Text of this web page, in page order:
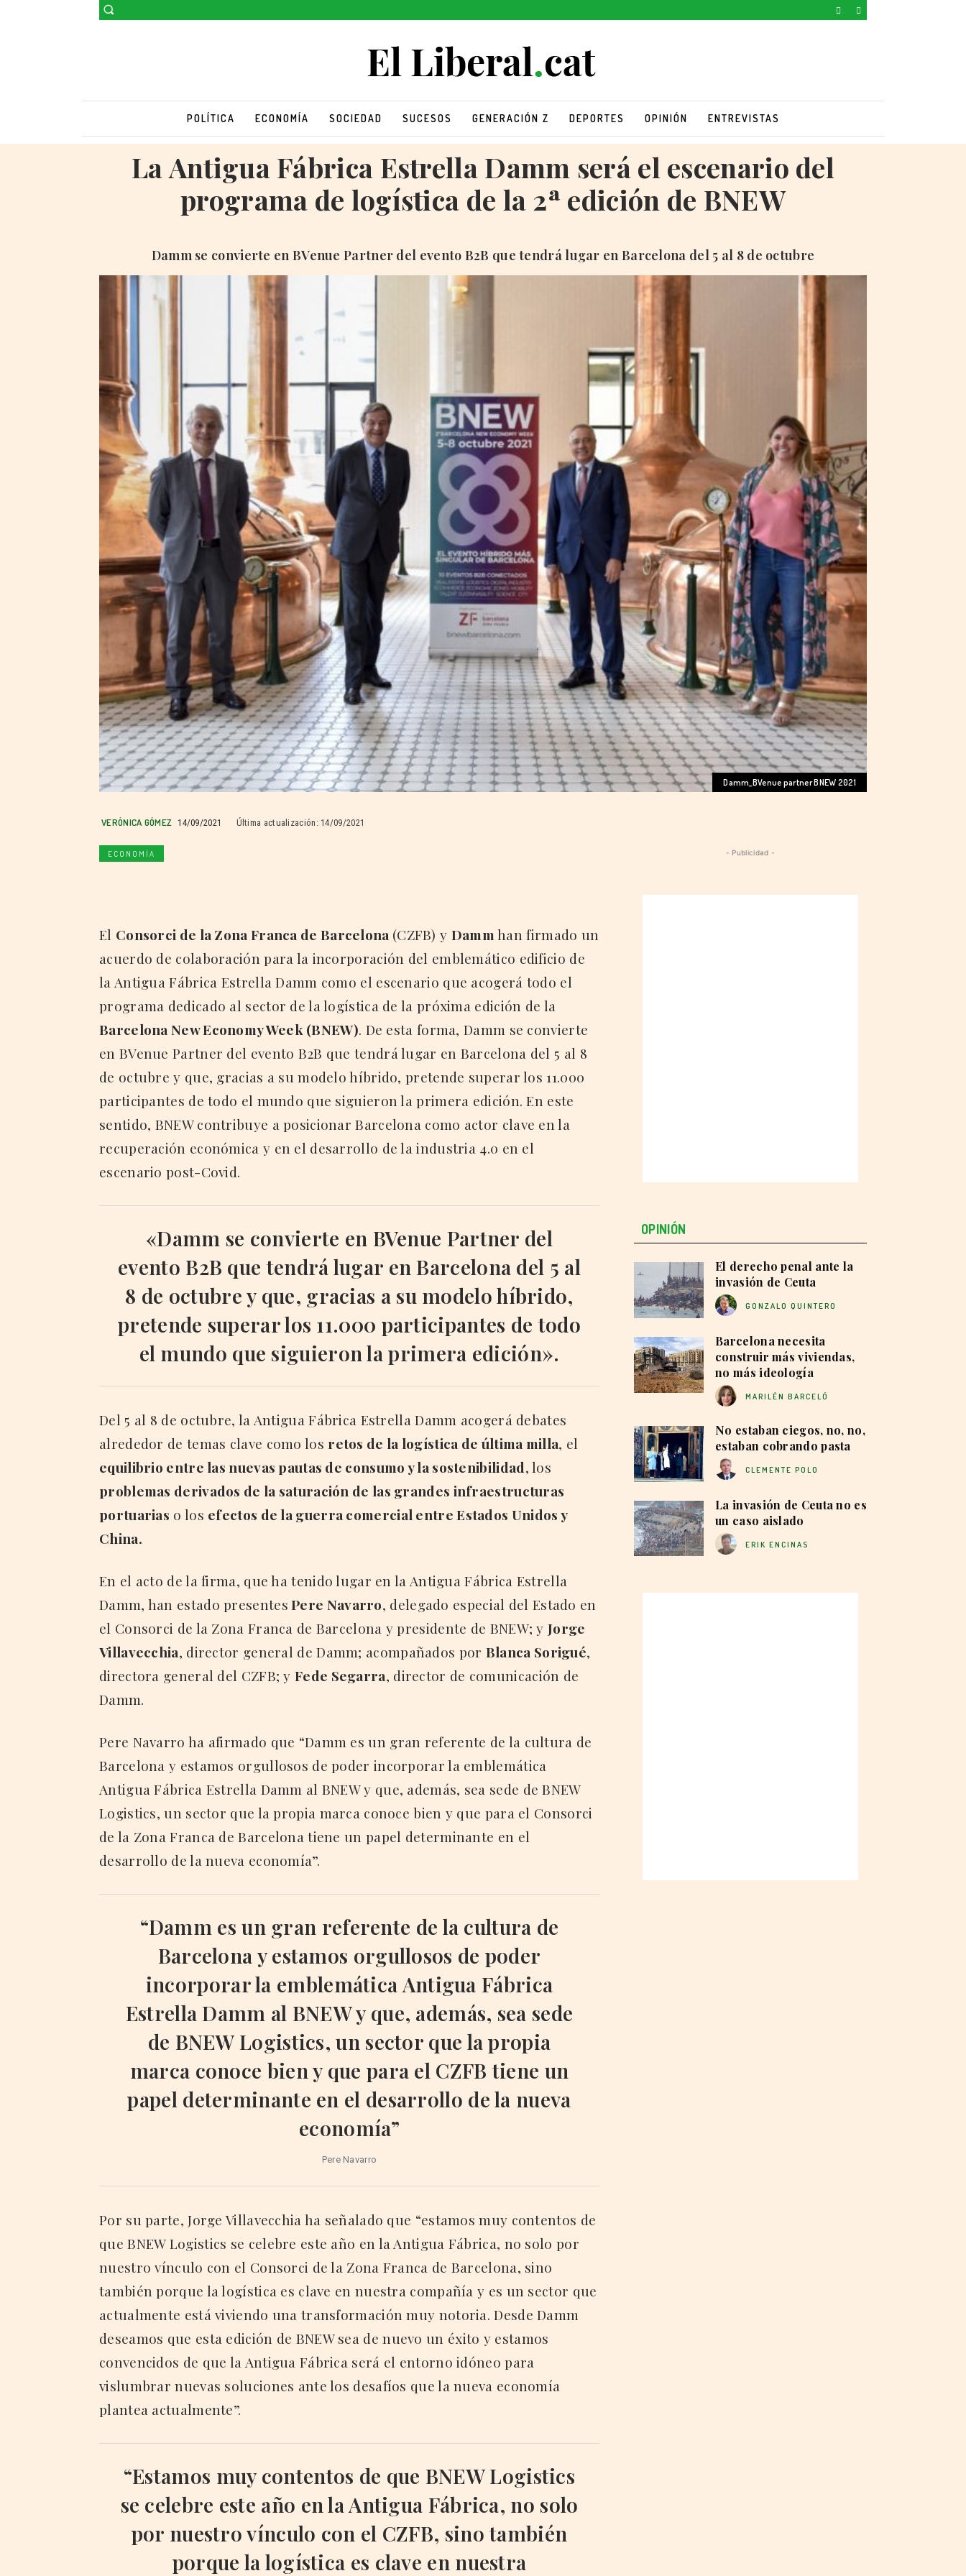
POLÍTICA ECONOMÍA SOCIEDAD SUCESOS GENERACIÓN Z DEPORTES OPINIÓN ENTREVISTAS
La Antigua Fábrica Estrella Damm será el escenario del
programa de logística de la 2ª edición de BNEW
Damm se convierte en BVenue Partner del evento B2B que tendrá lugar en Barcelona del 5 al 8 de octubre
Damm_BVenue partner BNEW 2021
VERÓNICA GÓMEZ 14/09/2021 Última actualización: 14/09/2021
ECONOMÍA
El Consorci de la Zona Franca de Barcelona (CZFB) y Dammhan firmado un
acuerdo de colaboración para la incorporación del emblemático edificio de
la Antigua Fábrica Estrella Damm como el escenario que acogerá todo el
programa dedicado al sector de la logística de la próxima edición de la
Barcelona New Economy Week (BNEW). De esta forma, Damm se convierte
en BVenue Partner del evento B2B que tendrá lugar en Barcelona del 5 al 8
de octubre y que, gracias a su modelo híbrido, pretende superar los 11.000
participantes de todo el mundo que siguieron la primera edición. En este
sentido, BNEW contribuye a posicionar Barcelona como actor clave en la
recuperación económica y en el desarrollo de la industria 4.0 en el
escenario post-Covid.
«Damm se convierte en BVenue Partner del
evento B2B que tendrá lugar en Barcelona del 5 al
8 de octubre y que, gracias a su modelo híbrido,
pretende superar los 11.000 participantes de todo
el mundo que siguieron la primera edición».
Del 5 al 8 de octubre, la Antigua Fábrica Estrella Damm acogerá debates
alrededor de temas clave como los retos de la logística de última milla, el
equilibrio entre las nuevas pautas de consumo y la sostenibilidad, los
problemas derivados de la saturación de las grandes infraestructuras
portuarias o los efectos de la guerra comercial entre Estados Unidos y
China.
En el acto de la firma, que ha tenido lugar en la Antigua Fábrica Estrella
Damm, han estado presentesPere Navarro, delegado especial del Estado en
el Consorci de la Zona Franca de Barcelona y presidente de BNEW; yJorge
Villavecchia, director general de Damm; acompañados por Blanca Sorigué,
directora general del CZFB; yFede Segarra, director de comunicación de
Damm.
Pere Navarro ha afirmado que “Damm es un gran referente de la cultura de
Barcelona y estamos orgullosos de poder incorporar la emblemática
Antigua Fábrica Estrella Damm al BNEW y que, además, sea sede de BNEW
Logistics, un sector que la propia marca conoce bien y que para el Consorci
de la Zona Franca de Barcelona tiene un papel determinante en el
desarrollo de la nueva economía”.
“Damm es un gran referente de la cultura de
Barcelona y estamos orgullosos de poder
incorporar la emblemática Antigua Fábrica
Estrella Damm al BNEW y que, además, sea sede
de BNEW Logistics, un sector que la propia
marca conoce bien y que para el CZFB tiene un
papel determinante en el desarrollo de la nueva
economía”
Pere Navarro
Por su parte, Jorge Villavecchia ha señalado que “estamos muy contentos de
que BNEW Logistics se celebre este año en la Antigua Fábrica, no solo por
nuestro vínculo con el Consorci de la Zona Franca de Barcelona, sino
también porque la logística es clave en nuestra compañía y es un sector que
actualmente está viviendo una transformación muy notoria. Desde Damm
deseamos que esta edición de BNEW sea de nuevo un éxito y estamos
convencidos de que la Antigua Fábrica será el entorno idóneo para
vislumbrar nuevas soluciones ante los desafíos que la nueva economía
plantea actualmente”.
“Estamos muy contentos de que BNEW Logistics
se celebre este año en la Antigua Fábrica, no solo
por nuestro vínculo con el CZFB, sino también
porque la logística es clave en nuestra
- Publicidad -
OPINIÓN
El derecho penal ante la
invasión de Ceuta
GONZALO QUINTERO
Barcelona necesita
construir más viviendas,
no más ideología
MARILÉN BARCELÓ
No estaban ciegos, no, no,
estaban cobrando pasta
CLEMENTE POLO
La invasión de Ceuta no es
un caso aislado
ERIK ENCINAS